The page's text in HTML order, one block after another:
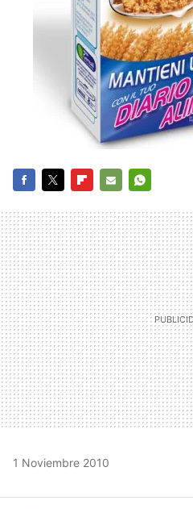
MAIL
1 Noviembre 2010